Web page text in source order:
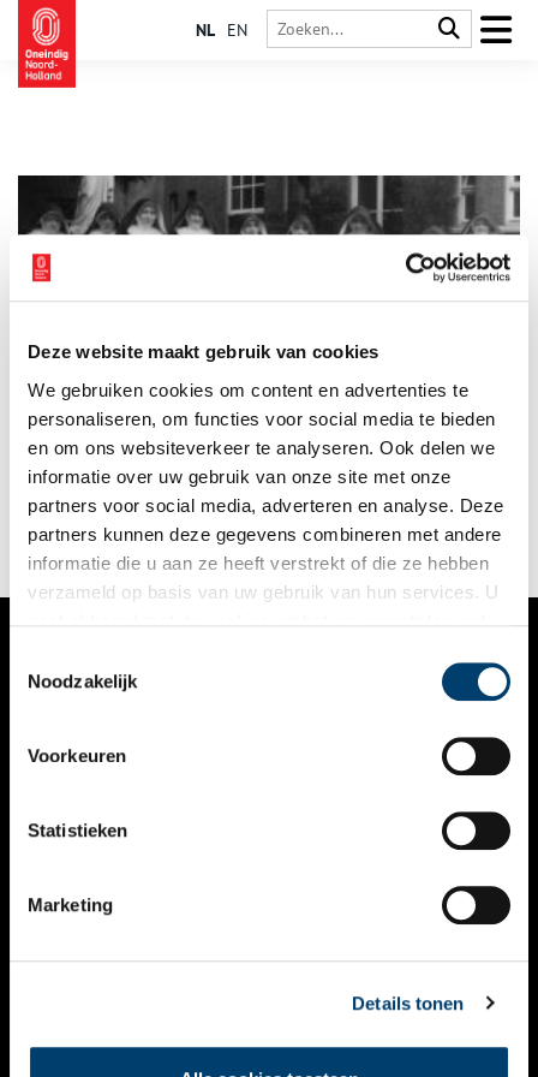
Deze website maakt gebruik van cookies
We gebruiken cookies om content en advertenties te
personaliseren, om functies voor social media te bieden
en om ons websiteverkeer te analyseren. Ook delen we
informatie over uw gebruik van onze site met onze
partners voor social media, adverteren en analyse. Deze
partners kunnen deze gegevens combineren met andere
informatie die u aan ze heeft verstrekt of die ze hebben
verzameld op basis van uw gebruik van hun services. U
Noodzakelijk
Voorkeuren
Statistieken
Marketing
Details tonen
NL EN
De zusters franciscanessen van Bennebroek hebben in de 19de
en 20ste eeuw een belangrijke rol vervuld in het katholieke
onderwijs in Nederland, waaronder dat van Heemstede en
Bennebroek. Hoe is het katholieke onderwijs in Nederland en
in beide dorpen ontstaan, wie gaven er les en waar kwamen de
zusters vandaan?
VERHALEN
KALENDER
THEMA’S
VIDEO’S
CONTACT